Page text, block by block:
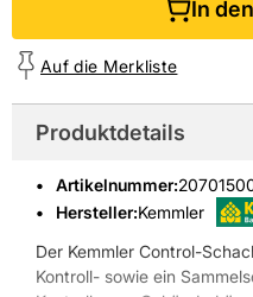
In
Auf die Merkliste
Produktdetails
Artikelnummer:
Hersteller:Kemmler
Der Kemmler Control-
Kontroll- sowie ein